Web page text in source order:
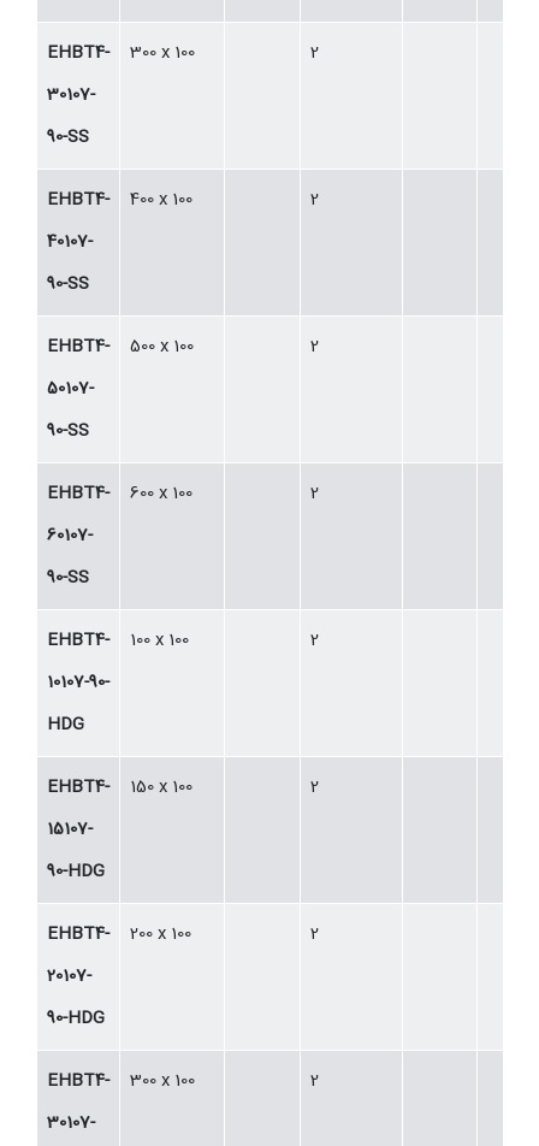
EHBT4-
30107-
90-SS
300 x 100 2
EHBT4-
40107-
90-SS
400 x 100 2
EHBT4-
50107-
90-SS
500 x 100 2
EHBT4-
60107-
90-SS
600 x 100 2
EHBT4-
10107-90-
HDG
100 x 100 2
EHBT4-
15107-
90-HDG
150 x 100 2
EHBT4-
20107-
90-HDG
200 x 100 2
EHBT4-
30107-
300 x 100 2